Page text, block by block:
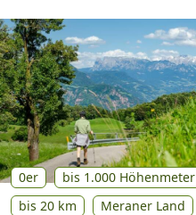
0er
bis 1.000 Höhenmeter
bis 20 km
Meraner Land